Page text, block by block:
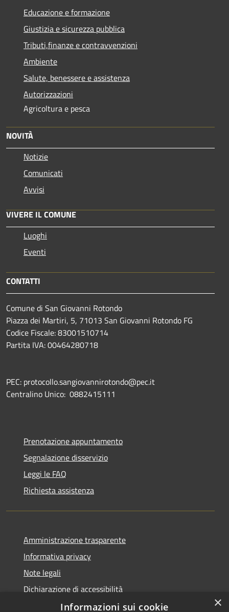
Educazione e formazione
Giustizia e sicurezza pubblica
Tributi,finanze e contravvenzioni
Ambiente
Salute, benessere e assistenza
Autorizzazioni
Agricoltura e pesca
NOVITÀ
Notizie
Comunicati
Avvisi
VIVERE IL COMUNE
Luoghi
Eventi
CONTATTI
Comune di San Giovanni Rotondo
Piazza dei Martiri, 5, 71013 San Giovanni Rotondo FG
Codice Fiscale: 83001510714
Partita IVA: 00464280718
PEC: protocollo.sangiovannirotondo@pec.it
Centralino Unico: 0882415111
Prenotazione appuntamento
Segnalazione disservizio
Leggi le FAQ
Richiesta assistenza
Amministrazione trasparente
Informativa privacy
Note legali
Dichiarazione di accessibilità
×
Informazioni sui cookie